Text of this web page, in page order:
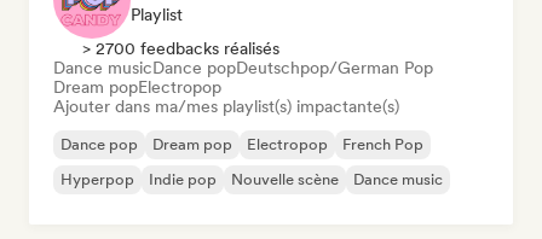
Playlist
> 2700 feedbacks réalisés
Dance musicDance popDeutschpop/German Pop
Dream popElectropop
Ajouter dans ma/mes playlist(s) impactante(s)
Dance pop Dream pop Electropop
French Pop
Hyperpop
Indie pop Nouvelle scène Dance music